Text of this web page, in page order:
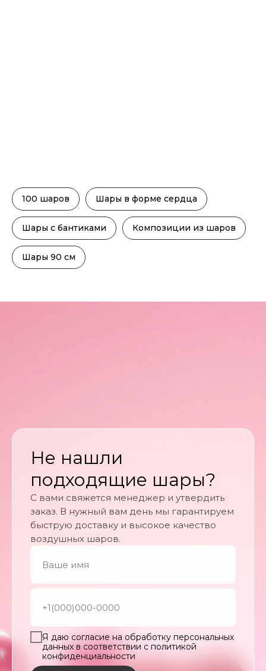
100 шаров Шары в форме сердца
Шары с бантиками Композиции из шаров
Шары 90 см
Не нашли
подходящие шары?
С вами свяжется менеджер и утвердить
заказ. В нужный вам день мы гарантируем
быструю доставку и высокое качество
воздушных шаров.
Я даю согласие на обработку персональных
данных в соответствии с политикой
конфиденциальности